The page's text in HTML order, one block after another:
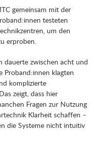
gemeinsam mit der
testeten
um den
erproben.
dauerte zwischen acht und
Proband:innen klagten
komplizierte
zeigt, dass hier
Fragen zur Nutzung
Klarheit schaffen –
die Systeme nicht intuitiv